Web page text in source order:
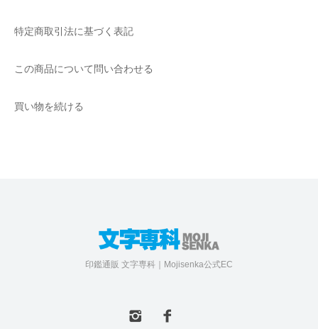
特定商取引法に基づく表記
この商品について問い合わせる
買い物を続ける
印鑑通販 文字専科｜Mojisenka公式EC